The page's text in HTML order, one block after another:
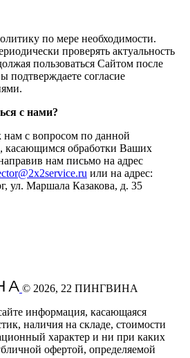
по мере необходимости.
проверять актуальность
пользоваться Сайтом после
согласие
с нами?
нам с вопросом по данной
касающимся обработки Ваших
нам письмо на адрес
или на адрес:
ул. Маршала Казакова, д. 35
© 2026, 22 ПИНГВИНА
информация, касающаяся
наличия на складе, стоимости
характер и ни при каких
офертой, определяемой